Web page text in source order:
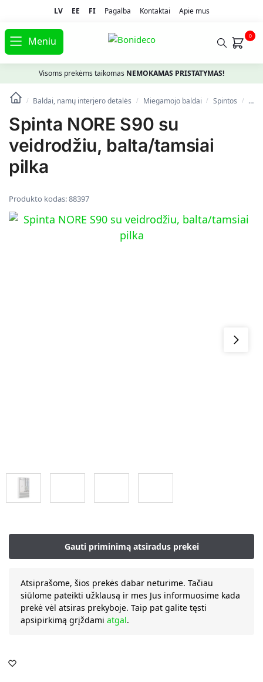
LV EE FI Pagalba Kontaktai Apie mus
Meniu 0
Visoms prekėms taikomas NEMOKAMAS PRISTATYMAS!
/ Baldai, namų interjero detalės / Miegamojo baldai / Spintos /
Spinta NORE S90 su
veidrodžiu, balta/tamsiai
pilka
Produkto kodas:88397
Atsiprašome, šios prekės dabar neturime. Tačiau
siūlome pateikti užklausą ir mes Jus informuosime kada
prekė vėl atsiras prekyboje. Taip pat galite tęsti
apsipirkimą grįždami atgal.